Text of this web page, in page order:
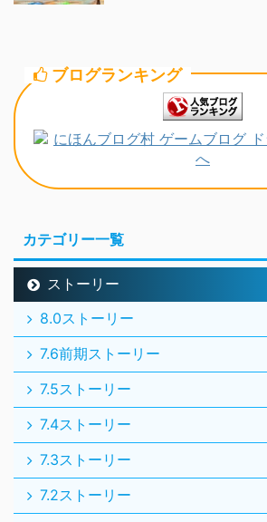
ブログランキング
カテゴリー一覧
ストーリー
8.0ストーリー
7.6前期ストーリー
7.5ストーリー
7.4ストーリー
7.3ストーリー
7.2ストーリー